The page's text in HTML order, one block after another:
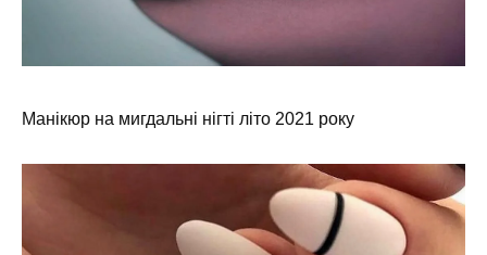
Манікюр на мигдальні нігті літо 2021 року